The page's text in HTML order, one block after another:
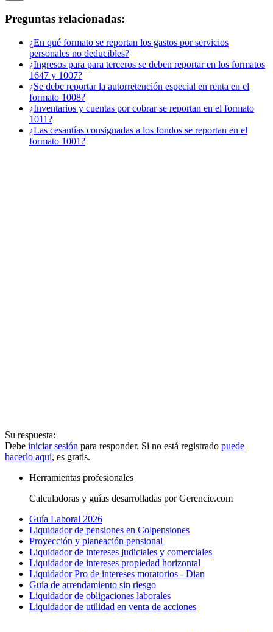
Preguntas relacionadas:
¿En qué formato se reportan los gastos por servicios
personales no deducibles?
¿Ingresos para para terceros se deben reportar en los formatos
1647 y 1007?
¿Se debe reportar la autorretención especial en renta en el
formato 1008?
¿Inventarios y cuentas por cobrar se reportan en el formato
1011?
¿Las cesantías consignadas a los fondos se reportan en el
formato 1001?
Su respuesta:
Debe iniciar sesión para responder. Si no está registrado puede
hacerlo aquí, es gratis.
Herramientas profesionales
Calculadoras y guías desarrolladas por Gerencie.com
Guía Laboral 2026
Liquidador de pensiones en Colpensiones
Proyección y planeación pensional
Liquidador de intereses judiciales y comerciales
Liquidador de intereses propiedad horizontal
Liquidador Pro de intereses moratorios - Dian
Guía de arrendamiento sin riesgo
Liquidador de obligaciones laborales
Liquidador de utilidad en venta de acciones